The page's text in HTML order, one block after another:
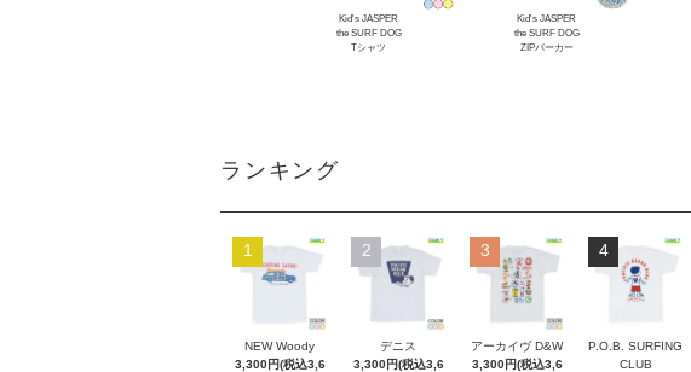
Kid's JASPER
the SURF DOG
Tシャツ
Kid's JASPER
the SURF DOG
ZIPパーカー
ランキング
1
NEW Woody
3,300円(税込3,6
2
デニス
3,300円(税込3,6
3
アーカイヴ D&W
3,300円(税込3,6
4
P.O.B. SURFING
CLUB